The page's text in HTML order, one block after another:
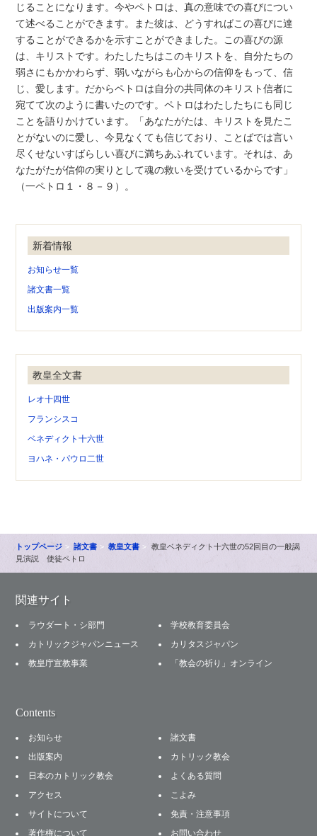
じることになります。今やペトロは、真の意味での喜びについ
て述べることができます。また彼は、どうすればこの喜びに達
することができるかを示すことができました。この喜びの源
は、キリストです。わたしたちはこのキリストを、自分たちの
弱さにもかかわらず、弱いながらも心からの信仰をもって、信
じ、愛します。だからペトロは自分の共同体のキリスト信者に
宛てて次のように書いたのです。ペトロはわたしたちにも同じ
ことを語りかけています。「あなたがたは、キリストを見たこ
とがないのに愛し、今見なくても信じており、ことばでは言い
尽くせないすばらしい喜びに満ちあふれています。それは、あ
なたがたが信仰の実りとして魂の救いを受けているからです」
（一ペトロ１・８－９）。
新着情報
お知らせ一覧
諸文書一覧
出版案内一覧
教皇全文書
レオ十四世
フランシスコ
ベネディクト十六世
ヨハネ・パウロ二世
トップページ 諸文書 教皇文書
教皇ベネディクト十六世の52回目の一般謁
見演説 使徒ペトロ
関連サイト
ラウダート・シ部門
学校教育委員会
カトリックジャパンニュース
カリタスジャパン
教皇庁宣教事業
「教会の祈り」オンライン
Contents
お知らせ
諸文書
出版案内
カトリック教会
日本のカトリック教会
よくある質問
アクセス
こよみ
サイトについて
免責・注意事項
著作権について
お問い合わせ